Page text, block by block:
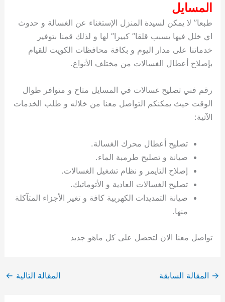
المسايل
طبعا” لا يمكن لسيدة المنزل الإستغناء عن الغسالة و حدوث
اي خلل فيها يسبب قلقا” كبيرا” لها و لذلك قمنا بتوفير
خدماتنا على مدار اليوم و بكافة محافظات الكويت للقيام
بإصلاح أعطال الغسالات من مختلف الأنواع.
رقم فني تصليح غسالات في المسايل متاح و متوافر طوال
الوقت حيث يمكنكم التواصل معنا من خلاله و طلب الخدمات
الآتية:
تصليح أعطال محرك الغسالة.
صيانة و تصليح طرمبة الماء.
إصلاح التايمر و نظام تشغيل الغسالات.
تصليح الغسالات العادية و الأتوماتيك.
صيانة التمديدات الكهربية كافة و تغير الأجزاء المتآكلة
منها.
تواصل معنا الان لتحصل على كل ماهو جديد
→ المقالة السابقة المقالة التالية ←